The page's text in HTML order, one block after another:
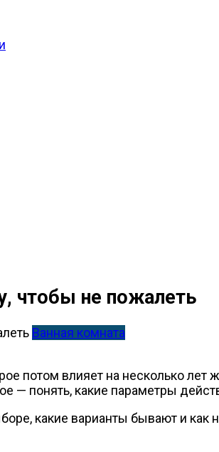
чтобы не пожалеть
Ванная комната
потом влияет на несколько
— понять, какие параметры
какие варианты бывают и